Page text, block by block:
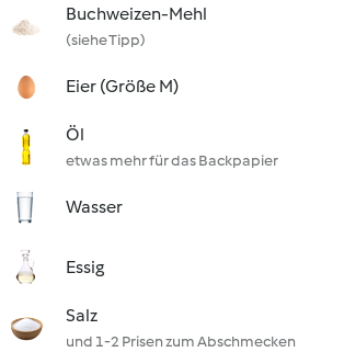
Buchweizen-Mehl
(siehe Tipp)
Eier (Größe M)
Öl
etwas mehr für das Backpapier
Wasser
Essig
Salz
und 1-2 Prisen zum Abschmecken